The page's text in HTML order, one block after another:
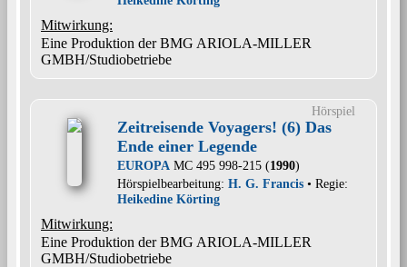
Mitwirkung:
Eine Produktion der BMG ARIOLA-MILLER
GMBH/Studiobetriebe
Hörspiel
Zeitreisende Voyagers! (6) Das
Ende einer Legende
EUROPA MC 495 998-215 (1990)
Hörspielbearbeitung: H. G. Francis • Regie:
Heikedine Körting
Mitwirkung:
Eine Produktion der BMG ARIOLA-MILLER
GMBH/Studiobetriebe